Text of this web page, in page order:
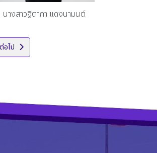
นางสาวฐิตาภา แดงนามนต์
สาระการเรียนรู้คอมพิวเตอร์
เนื้อหาถัดไป: กลุ่มสาระการเรียนรู้ภาษาต่างประเทศ
ต่อไป